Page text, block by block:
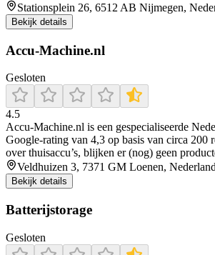
Stationsplein 26, 6512 AB Nijmegen,
Bekijk details
Accu-Machine.nl
Gesloten
4.5
Accu‑Machine.nl is een gespecialiseerde
Google‑rating van 4,3 op basis van circa
over thuisaccu’s, blijken er (nog) geen
Veldhuizen 3, 7371 GM Loenen, Nederland
Bekijk details
Batterijstorage
Gesloten